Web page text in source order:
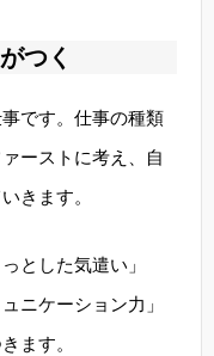
つく
です。仕事の種類
ーストに考え、自
きます。
とした気遣い」
ニケーション力」
ます。